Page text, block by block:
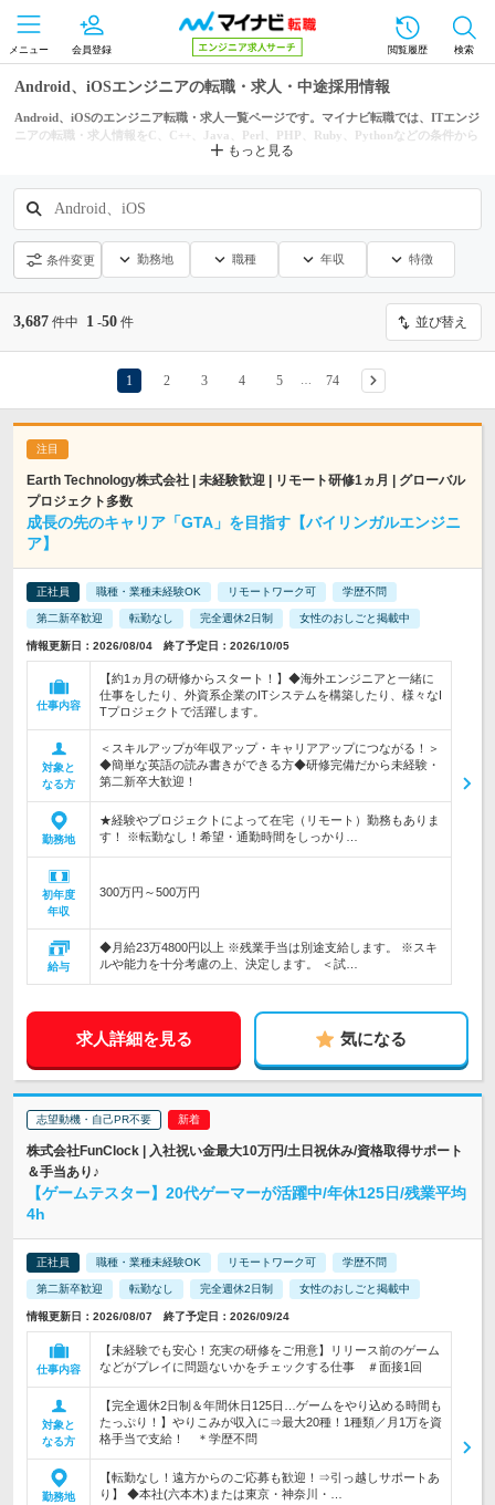
メニュー 会員登録 閲覧履歴 検索
Android、iOSエンジニアの転職・求人・中途採用情報
Android、iOSのエンジニア転職・求人一覧ページです。マイナビ転職では、ITエンジ
ニアの転職・求人情報をC、C++、Java、Perl、PHP、Ruby、Pythonなどの条件から
もっと見る
Android、iOS
条件変更 勤務地 職種 年収 特徴
3,687 件中 1 -50 件 並び替え
1 2 3 4 5 74
Earth Technology株式会社 | 未経験歓迎 | リモート研修1ヵ月 | グローバル
プロジェクト多数
成長の先のキャリア「GTA」を目指す【バイリンガルエンジニ
ア】
正社員 職種・業種未経験OK リモートワーク可 学歴不問
第二新卒歓迎 転勤なし 完全週休2日制 女性のおしごと掲載中
情報更新日：2026/08/04 終了予定日：2026/10/05
仕事内容
【約1ヵ月の研修からスタート！】◆海外エンジニアと一緒に
仕事をしたり、外資系企業のITシステムを構築したり、様々なI
Tプロジェクトで活躍します。
対象と
なる方
＜スキルアップが年収アップ・キャリアアップにつながる！＞
◆簡単な英語の読み書きができる方◆研修完備だから未経験・
第二新卒大歓迎！
勤務地
★経験やプロジェクトによって在宅（リモート）勤務もありま
す！ ※転勤なし！希望・通勤時間をしっかり…
初年度
年収
300万円～500万円
給与
◆月給23万4800円以上 ※残業手当は別途支給します。 ※スキ
ルや能力を十分考慮の上、決定します。 ＜試…
求人詳細を見る 気になる
志望動機・自己PR不要
株式会社FunClock | 入社祝い金最大10万円/土日祝休み/資格取得サポート
＆手当あり♪
【ゲームテスター】20代ゲーマーが活躍中/年休125日/残業平均
4h
正社員 職種・業種未経験OK リモートワーク可 学歴不問
第二新卒歓迎 転勤なし 完全週休2日制 女性のおしごと掲載中
情報更新日：2026/08/07 終了予定日：2026/09/24
仕事内容
【未経験でも安心！充実の研修をご用意】リリース前のゲーム
などがプレイに問題ないかをチェックする仕事 ＃面接1回
対象と
なる方
【完全週休2日制＆年間休日125日…ゲームをやり込める時間も
たっぷり！】やりこみが収入に⇒最大20種！1種類／月1万を資
格手当で支給！ ＊学歴不問
勤務地
【転勤なし！遠方からのご応募も歓迎！⇒引っ越しサポートあ
り】 ◆本社(六本木)または東京・神奈川・…